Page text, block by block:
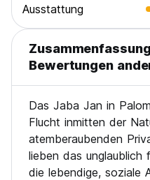
Ausstattung
Bewertungen
Das Jaba Jan in
Flucht inmitten der
atemberaubenden
lieben das unglaublich
die lebendige, soziale